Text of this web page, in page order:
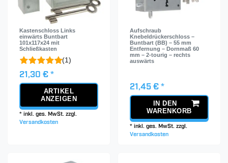
Kastenschloss Links
einwärts Buntbart
101x117x24 mit
Schließkasten
(1)
21,30 € *
ARTIKEL
ANZEIGEN
*inkl. ges. MwSt. zzgl.
Versandkosten
Aufschraub
Knebeldrückerschloss –
Buntbart (BB) – 55 mm
Entfernung – Dornmaß 60
mm – 2-tourig – rechts
auswärts
21,45 € *
IN DEN
WARENKORB
*inkl. ges. MwSt. zzgl.
Versandkosten